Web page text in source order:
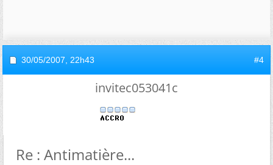
30/05/2007, 22h43 #4
invitec053041c
Re : Antimatière...